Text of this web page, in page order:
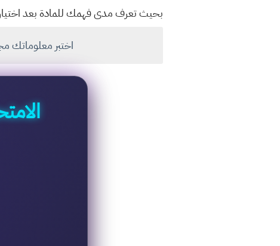
بحيث تعرف مدى فهمك للمادة بعد
اختبر معلوماتك